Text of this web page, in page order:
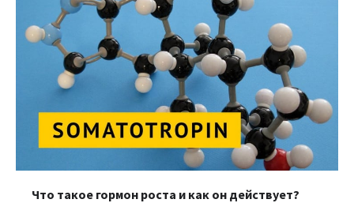
Что такое гормон роста и как он действует?